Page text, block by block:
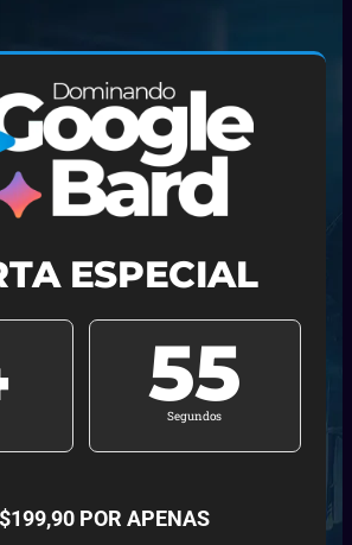
ESPECIAL
53
Segundos
POR APENAS